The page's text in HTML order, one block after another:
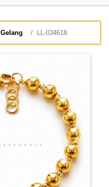
Gelang LL-034618